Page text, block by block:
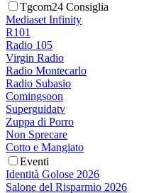
Tgcom24 Consiglia
Mediaset Infinity
R101
Radio 105
Virgin Radio
Radio Montecarlo
Radio Subasio
Comingsoon
Superguidatv
Zuppa di Porro
Non Sprecare
Cotto e Mangiato
Eventi
Identità Golose 2026
Salone del Risparmio 2026